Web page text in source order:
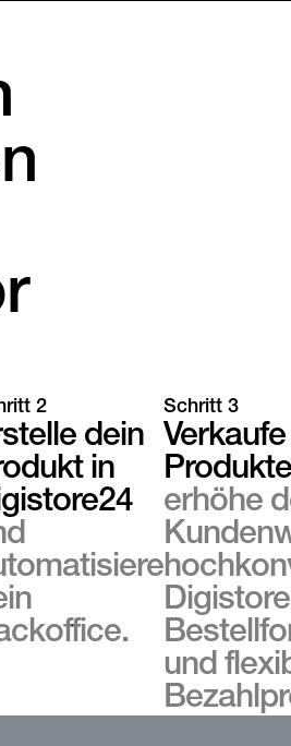
2
dein
in
Schritt 3
Produkte
erhöhe
und